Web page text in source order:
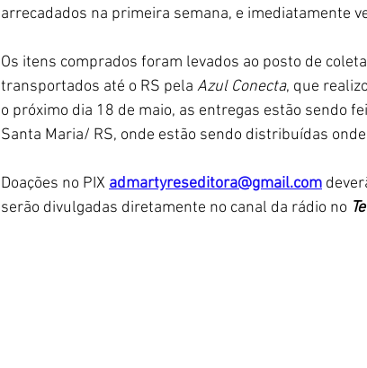
arrecadados na primeira semana, e imediatamente
Os itens comprados foram levados ao posto de
transportados até o RS pela Azul Conecta, que
o próximo dia 18 de maio, as entregas estão sendo
Santa Maria/ RS, onde estão sendo distribuídas
Doações no PIX admartyreseditora@gmail.com
serão divulgadas diretamente no canal da rádio no